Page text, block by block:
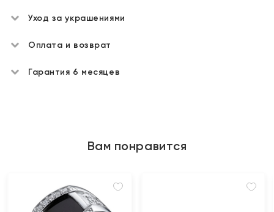
Уход за украшениями
Оплата и возврат
Гарантия 6 месяцев
Вам понравится